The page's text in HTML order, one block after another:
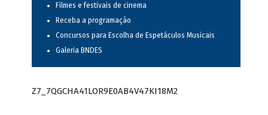
Filmes e festivais de cinema
Receba a programação
Concursos para Escolha de Espetáculos Musicais
Galeria BNDES
Z7_7QGCHA41LOR9E0AB4V47KI18M2